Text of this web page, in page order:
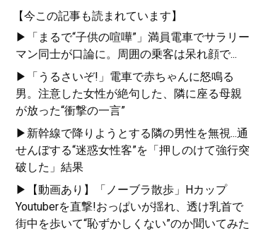
【今この記事も読まれています】
▶「まるで“子供の喧嘩”」満員電車でサラリー
マン同士が口論に。周囲の乗客は呆れ顔で...
▶「うるさいぞ!」電車で赤ちゃんに怒鳴る
男。注意した女性が絶句した、隣に座る母親
が放った“衝撃の一言”
▶新幹線で降りようとする隣の男性を無視...通
せんぼする“迷惑女性客”を「押しのけて強行突
破した」結果
▶【動画あり】「ノーブラ散歩」Hカップ
Youtuberを直撃!おっぱいが揺れ、透け乳首で
街中を歩いて“恥ずかしくない”のか聞いてみた